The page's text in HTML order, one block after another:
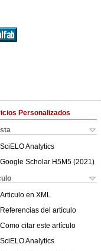
Personalizados
SciELO Analytics
Google Scholar H5M5 (2021 )
Articulo en XML
Referencias del artículo
Como citar este artículo
SciELO Analytics